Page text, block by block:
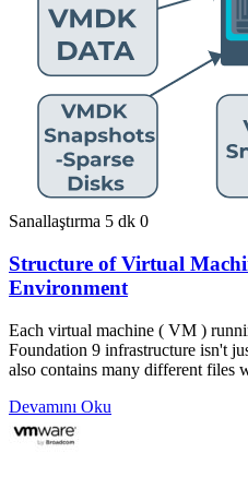
Sanallaştırma 5 dk 0
Structure of Virtual
Environment
Each virtual machine ( VM )
Foundation 9 infrastructure isn't
also contains many different files
Devamını Oku